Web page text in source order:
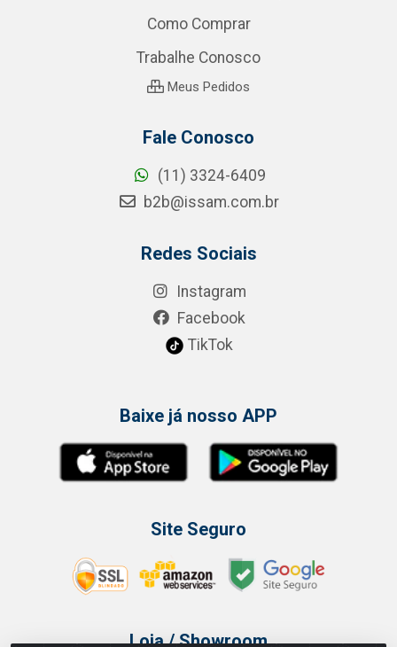
Como Comprar
Trabalhe Conosco
Meus Pedidos
Fale Conosco
(11) 3324-6409
b2b@issam.com.br
Redes Sociais
Instagram
Facebook
TikTok
Baixe já nosso APP
Site Seguro
Loja / Showroom